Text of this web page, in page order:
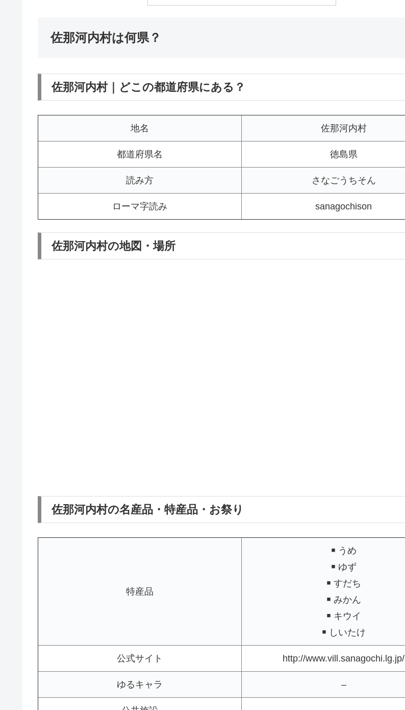
佐那河内村は何県？
佐那河内村｜どこの都道府県にある？
地名 佐那河内村
都道府県名 徳島県
読み方 さなごうちそん
ローマ字読み sanagochison
佐那河内村の地図・場所
佐那河内村の名産品・特産品・お祭り
特産品
￭ うめ
￭ ゆず
￭ すだち
￭ みかん
￭ キウイ
￭ しいたけ
公式サイト http://www.vill.sanagochi.lg.jp/
ゆるキャラ –